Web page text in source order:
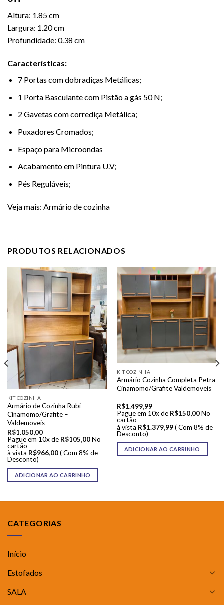
Altura: 1.85 cm
Largura: 1.20 cm
Profundidade: 0.38 cm
Características:
7 Portas com dobradiças Metálicas;
1 Porta Basculante com Pistão a gás 50 N;
2 Gavetas com corrediça Metálica;
Puxadores Cromados;
Espaço para Microondas
Acabamento em Pintura U.V;
Pés Reguláveis;
Veja mais: Armário de cozinha
PRODUTOS RELACIONADOS
KIT COZINHA
Armário de Cozinha Rubi
Cinamomo/Grafite –
Valdemoveis
R$1.050,00
Pague em 10x de R$105,00 No
cartão
à vista R$966,00 ( Com 8% de
Desconto)
ADICIONAR AO CARRINHO
KIT COZINHA
Armário Cozinha Completa Petra
Cinamomo/Grafite Valdemoveis
R$1.499,99
Pague em 10x de R$150,00 No
cartão
à vista R$1.379,99 ( Com 8% de
Desconto)
ADICIONAR AO CARRINHO
CATEGORIAS
Início
Estofados
SALA